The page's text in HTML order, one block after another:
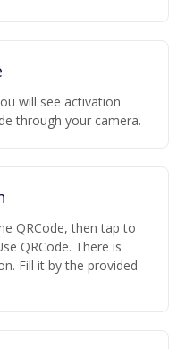
will see activation
through your camera.
QRCode, then tap to
QRCode. There is
Fill it by the provided